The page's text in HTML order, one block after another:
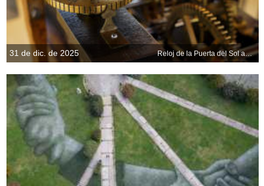
31 de dic. de 2025 Reloj de la Puerta del Sol antes de Nochevieja, Madrid